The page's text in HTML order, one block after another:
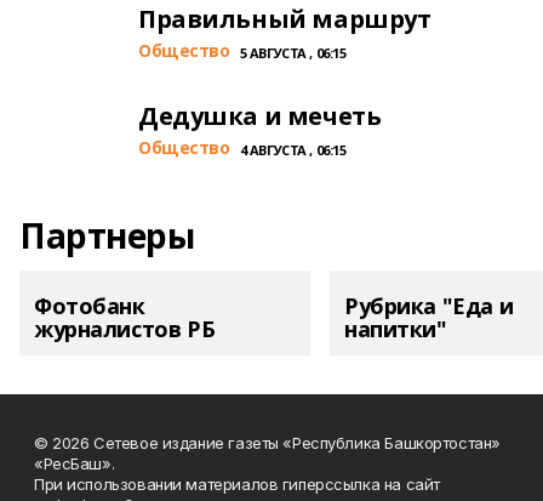
Правильный маршрут
Общество 5 АВГУСТА , 06:15
Дедушка и мечеть
Общество 4 АВГУСТА , 06:15
Партнеры
Фотобанк
журналистов РБ
Рубрика "Еда и
напитки"
© 2026 Сетевое издание газеты «Республика Башкортостан»
«РесБаш».
При использовании материалов гиперссылка на сайт